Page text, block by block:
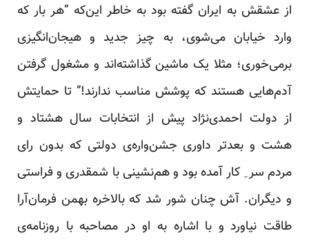
از عشقش به ایران گفته بود به خاطر این‌که “هر بار که
وارد خیابان می‌شوی، به چیز جدید و هیجان‌انگیزی
برمی‌خوری؛ مثلا یک ماشین گذاشته‌اند و مشغول گرفتن
آدم‌هایی هستند که پوشش مناسب ندارند!” تا حمایتش
از دولت احمدی‌‌نژاد پیش از انتخابات سال هشتاد و
هشت و بعدتر داوری جشن‌واره‌ی دولتی که بدون رای
مردم سر ِ کار آمده بود و هم‌نشینی با شمقدری و فراستی
و دیگران. آش چنان شور شد که بالاخره بهمن فرمان‌آرا
طاقت نیاورد و با اشاره به او در مصاحبه با روزنامه‌ی